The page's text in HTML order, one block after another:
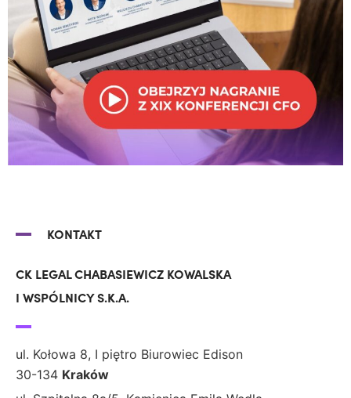
KONTAKT
CK LEGAL CHABASIEWICZ KOWALSKA
I WSPÓLNICY S.K.A.
ul. Kołowa 8, I piętro Biurowiec Edison
30-134 Kraków